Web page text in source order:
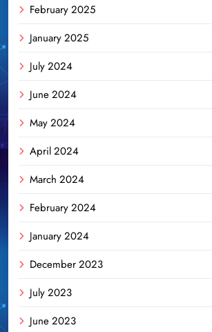
February 2025
January 2025
July 2024
June 2024
May 2024
April 2024
March 2024
February 2024
January 2024
December 2023
July 2023
June 2023